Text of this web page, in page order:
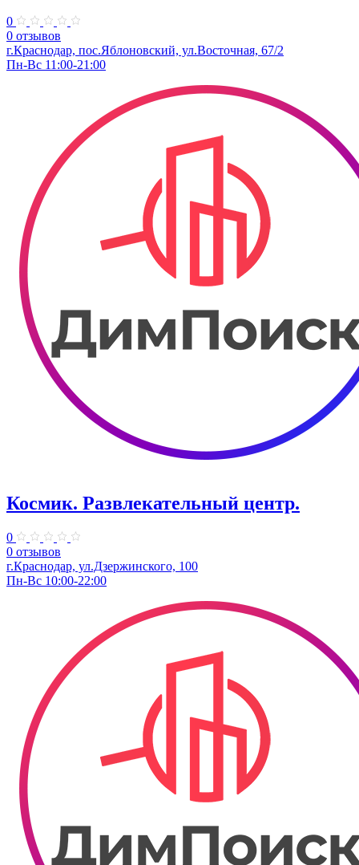
0
0 отзывов
г.Краснодар, пос.Яблоновский, ул.Восточная, 67/2
Пн-Вс 11:00-21:00
Космик. Развлекательный центр.
0
0 отзывов
г.Краснодар, ул.Дзержинского, 100
Пн-Вс 10:00-22:00